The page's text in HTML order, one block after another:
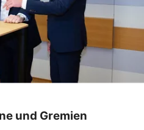
und Gremien